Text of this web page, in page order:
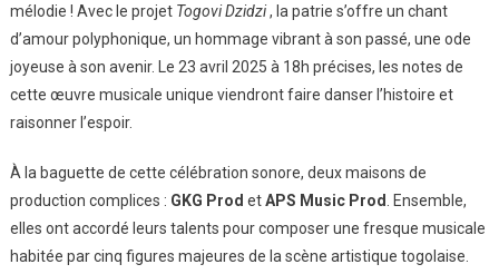
mélodie ! Avec le projet Togovi Dzidzi, la patrie s’offre un chant
d’amour polyphonique, un hommage vibrant à son passé, une ode
joyeuse à son avenir. Le 23 avril 2025 à 18h précises, les notes de
cette œuvre musicale unique viendront faire danser l’histoire et
raisonner l’espoir.
À la baguette de cette célébration sonore, deux maisons de
production complices : GKG Prod etAPS Music Prod
. Ensemble,
elles ont accordé leurs talents pour composer une fresque musicale
habitée par cinq figures majeures de la scène artistique togolaise.